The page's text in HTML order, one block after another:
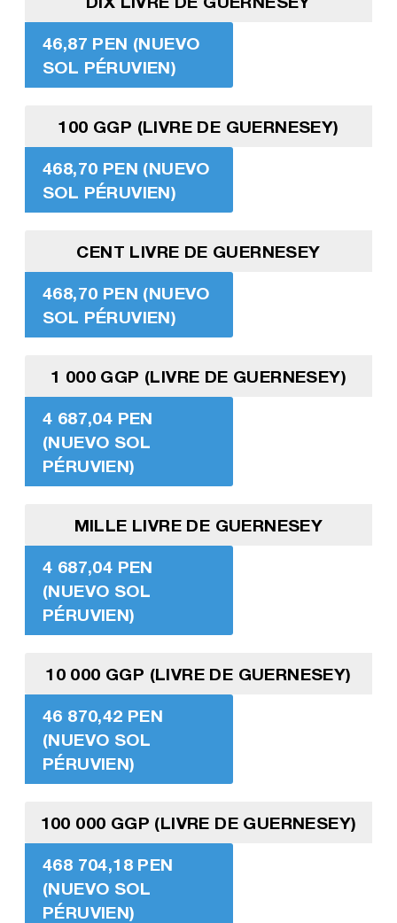
46,87 PEN (NUEVO
SOL PÉRUVIEN)
100 GGP (LIVRE DE GUERNESEY)
468,70 PEN (NUEVO
SOL PÉRUVIEN)
CENT LIVRE DE GUERNESEY
468,70 PEN (NUEVO
SOL PÉRUVIEN)
1 000 GGP (LIVRE DE GUERNESEY)
4 687,04 PEN
(NUEVO SOL
PÉRUVIEN)
MILLE LIVRE DE GUERNESEY
4 687,04 PEN
(NUEVO SOL
PÉRUVIEN)
10 000 GGP (LIVRE DE GUERNESEY)
46 870,42 PEN
(NUEVO SOL
PÉRUVIEN)
100 000 GGP (LIVRE DE GUERNESEY)
468 704,18 PEN
(NUEVO SOL
PÉRUVIEN)